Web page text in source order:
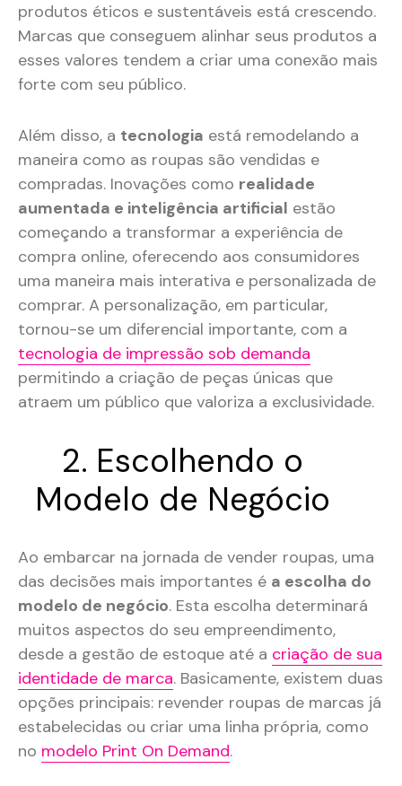
produtos éticos e sustentáveis está crescendo.
Marcas que conseguem alinhar seus produtos a
esses valores tendem a criar uma conexão mais
forte com seu público.
Além disso, a tecnologia está remodelando a
maneira como as roupas são vendidas e
compradas. Inovações como realidade
aumentada e inteligência artificial estão
começando a transformar a experiência de
compra online, oferecendo aos consumidores
uma maneira mais interativa e personalizada de
comprar. A personalização, em particular,
tornou-se um diferencial importante, com a
tecnologia de impressão sob demanda
permitindo a criação de peças únicas que
atraem um público que valoriza a exclusividade.
2. Escolhendo o
Modelo de Negócio
Ao embarcar na jornada de vender roupas, uma
das decisões mais importantes é a escolha do
modelo de negócio. Esta escolha determinará
muitos aspectos do seu empreendimento,
desde a gestão de estoque até a criação de sua
identidade de marca. Basicamente, existem duas
opções principais: revender roupas de marcas já
estabelecidas ou criar uma linha própria, como
no modelo Print On Demand.